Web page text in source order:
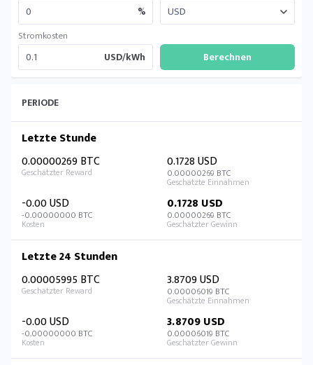
%
Stromkosten
USD/kWh
PERIODE
Letzte Stunde
0.00000269 BTC
0.1728 USD
0.00000269 BTC
-0.00 USD
-0.00000000 BTC
0.1728 USD
0.00000269 BTC
Letzte 24 Stunden
0.00005995 BTC
3.8709 USD
0.00006019 BTC
-0.00 USD
-0.00000000 BTC
3.8709 USD
0.00006019 BTC